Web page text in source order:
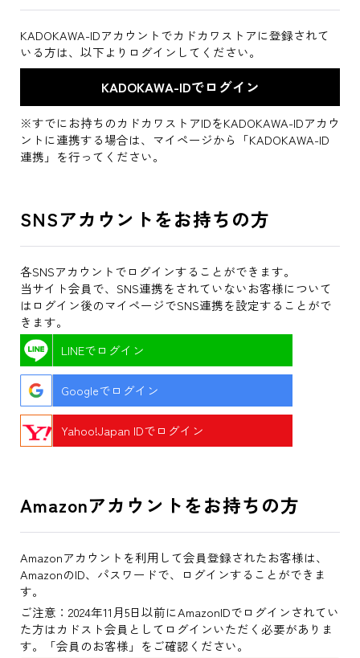
KADOKAWA-IDアカウントでカドカワストアに登録されて
いる方は、以下よりログインしてください。
※すでにお持ちのカドカワストアIDをKADOKAWA-IDアカウ
ントに連携する場合は、マイページから「KADOKAWA-ID
連携」を行ってください。
SNSアカウントをお持ちの方
各SNSアカウントでログインすることができます。
当サイト会員で、SNS連携をされていないお客様について
はログイン後のマイページでSNS連携を設定することがで
きます。
LINEでログイン
Googleでログイン
Yahoo!Japan IDでログイン
Amazonアカウントをお持ちの方
Amazonアカウントを利用して会員登録されたお客様は、
AmazonのID、パスワードで、ログインすることができま
す。
ご注意：2024年11月5日以前にAmazonIDでログインされてい
た方はカドスト会員としてログインいただく必要がありま
す。「会員のお客様」をご確認ください。